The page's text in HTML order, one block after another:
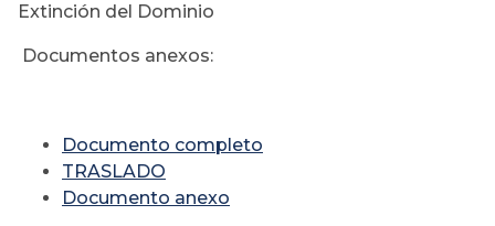
Extinción del Dominio
Documentos anexos:
Documento completo
TRASLADO
Documento anexo